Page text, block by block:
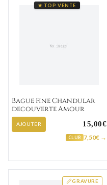
★ TOP VENTE
Bague Fine Chandular
decouverte Amour
AJOUTER 15,00€
CLUB 7,50€ →
GRAVURE